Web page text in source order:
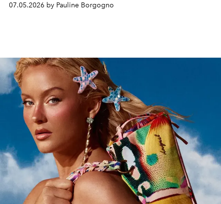
07.05.2026 by Pauline Borgogno